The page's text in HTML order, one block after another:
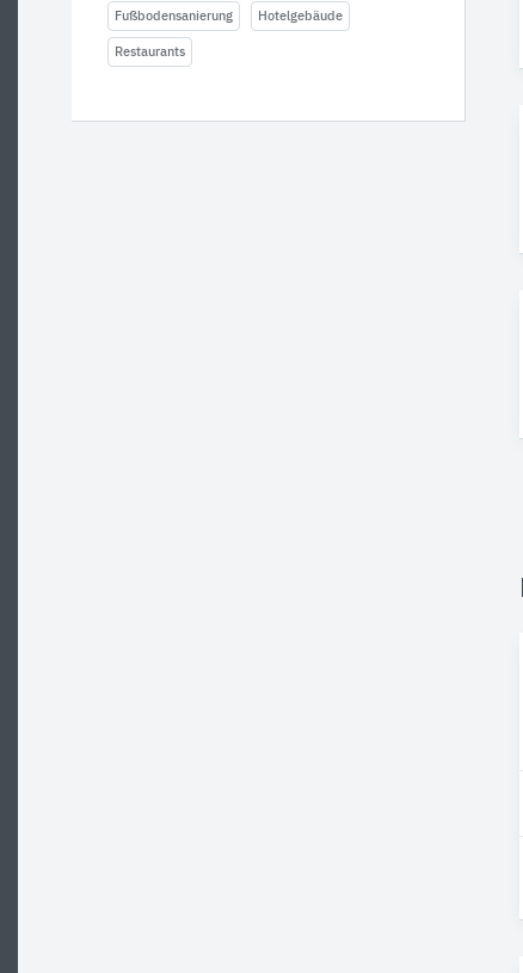
Fußbodensanierung Hotelgebäude
Restaurants